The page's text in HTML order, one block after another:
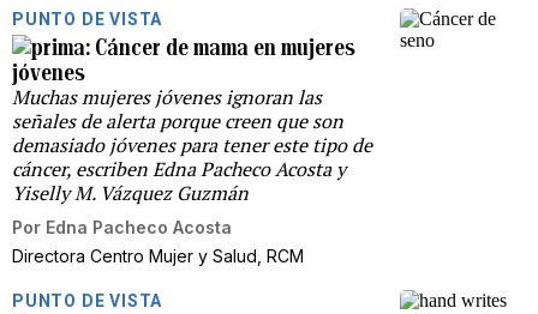
PUNTO DE VISTA
Cáncer de mama en mujeres
jóvenes
Muchas mujeres jóvenes ignoran las
señales de alerta porque creen que son
demasiado jóvenes para tener este tipo de
cáncer, escriben Edna Pacheco Acosta y
Yiselly M. Vázquez Guzmán
Por Edna Pacheco Acosta
Directora Centro Mujer y Salud, RCM
PUNTO DE VISTA